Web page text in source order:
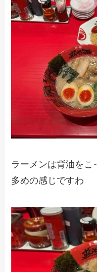
ラーメンは背油をこ
多めの感じですわ